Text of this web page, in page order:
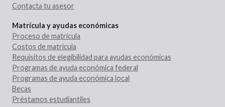
Contacta tu asesor
Matrícula y ayudas económicas
Proceso de matrícula
Costos de matrícula
Requisitos de elegibilidad para ayudas económicas
Programas de ayuda económica federal
Programas de ayuda económica local
Becas
Préstamos estudiantiles